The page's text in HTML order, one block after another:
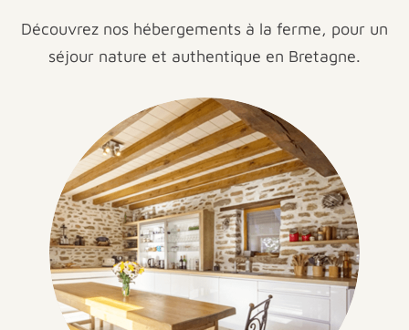
Découvrez nos hébergements à la ferme, pour un
séjour nature et authentique en Bretagne.